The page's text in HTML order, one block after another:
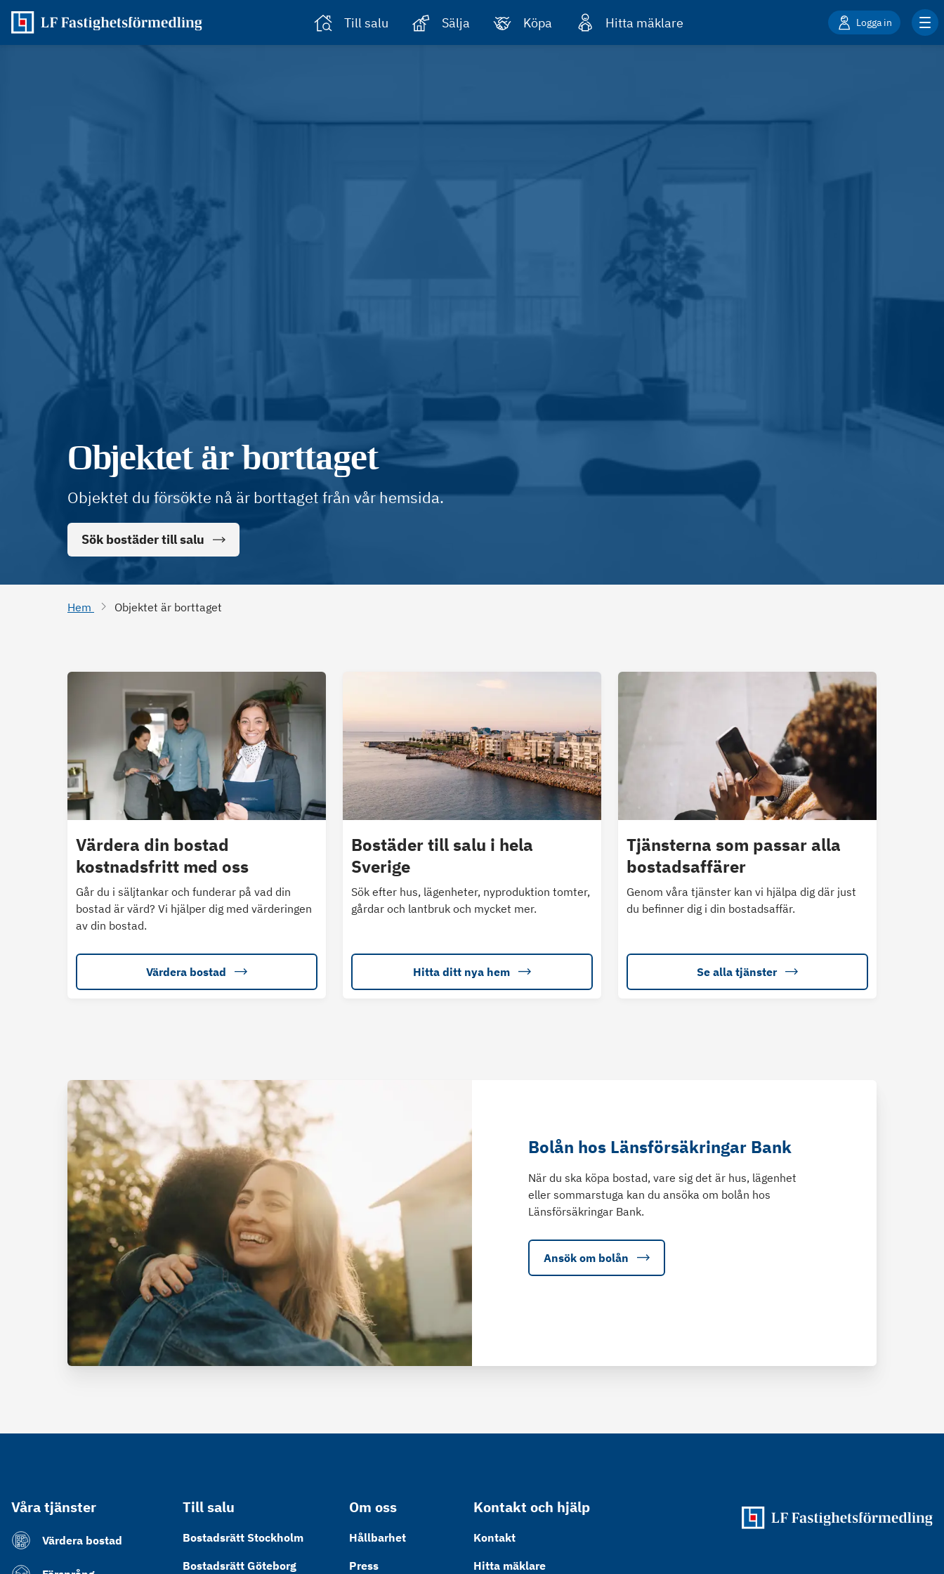
Till salu Sälja Köpa Hitta mäklare Logga in
Objektet är borttaget
Objektet du försökte nå är borttaget från vår hemsida.
Sök bostäder till salu
Hem Objektet är borttaget
Värdera din bostad
kostnadsfritt med oss
Går du i säljtankar och funderar på vad din
bostad är värd? Vi hjälper dig med värderingen
av din bostad.
Värdera bostad
Bostäder till salu i hela
Sverige
Sök efter hus, lägenheter, nyproduktion tomter,
gårdar och lantbruk och mycket mer.
Hitta ditt nya hem
Tjänsterna som passar alla
bostadsaffärer
Genom våra tjänster kan vi hjälpa dig där just
du befinner dig i din bostadsaffär.
Se alla tjänster
Bolån hos Länsförsäkringar Bank
När du ska köpa bostad, vare sig det är hus, lägenhet
eller sommarstuga kan du ansöka om bolån hos
Länsförsäkringar Bank.
Ansök om bolån
Våra tjänster
Värdera bostad
Till salu
Bostadsrätt Stockholm
Bostadsrätt Göteborg
Om oss
Hållbarhet
Press
Kontakt och hjälp
Kontakt
Hitta mäklare